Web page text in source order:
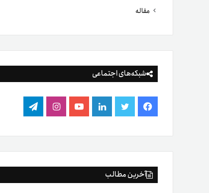
مقاله
شبکه‌های اجتماعی
فیس
بوک
توییتر لینکدینیوتیوباینستاگرام
تلگرام
آخرین مطالب